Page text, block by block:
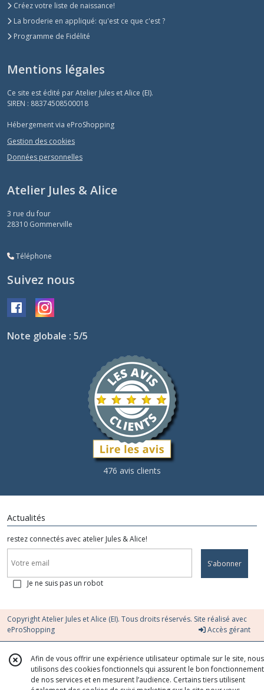
Créez votre liste de naissance!
La broderie en appliqué: qu'est ce que c'est ?
Programme de Fidélité
Mentions légales
Ce site est édité par Atelier Jules et Alice (EI).
SIREN : 88374508500018
Hébergement via eProShopping
Gestion des cookies
Données personnelles
Atelier Jules & Alice
3 rue du four
28310 Gommerville
Téléphone
Suivez nous
Note globale : 5/5
476 avis clients
Actualités
restez connectés avec atelier Jules & Alice!
S'abonner
Je ne suis pas un robot
Copyright Atelier Jules et Alice (EI). Tous droits réservés. Site réalisé avec
eProShopping
Accès gérant
Afin de vous offrir une expérience utilisateur optimale sur le site, nous
utilisons des cookies fonctionnels qui assurent le bon fonctionnement
de nos services et en mesurent l’audience. Certains tiers utilisent